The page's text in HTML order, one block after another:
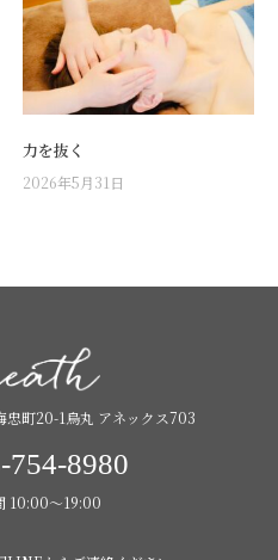
力を抜く
2026年5月31日
忠町20-1烏丸 アネックス703
754-8980
10:00〜19:00